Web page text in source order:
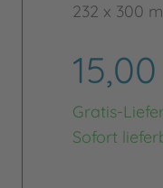
232 x 300
Gratis-
Sofort